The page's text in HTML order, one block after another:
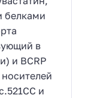
белками
в
и BCRP
и